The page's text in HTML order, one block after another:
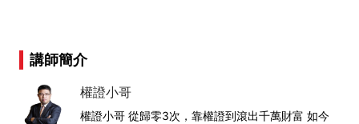
講師簡介
權證小哥
權證小哥 從歸零3次，靠權證到滾出千萬財富 如今